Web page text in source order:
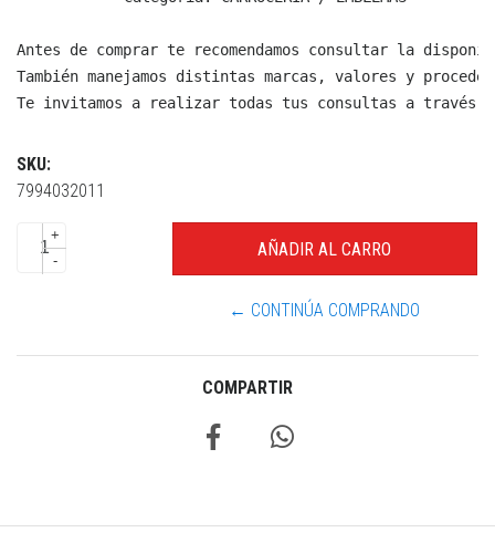
Antes de comprar te recomendamos consultar la
También manejamos distintas marcas, valores y
Te invitamos a realizar todas tus consultas a través
SKU:
7994032011
+
-
← CONTINÚA COMPRANDO
COMPARTIR